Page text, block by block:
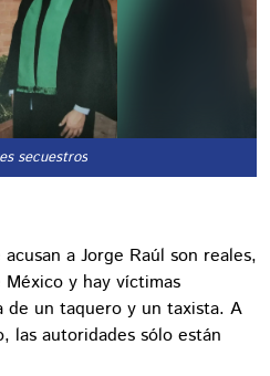
secuestros
a Jorge Raúl son reales,
y hay víctimas
de un taquero y un taxista. A
las autoridades sólo están